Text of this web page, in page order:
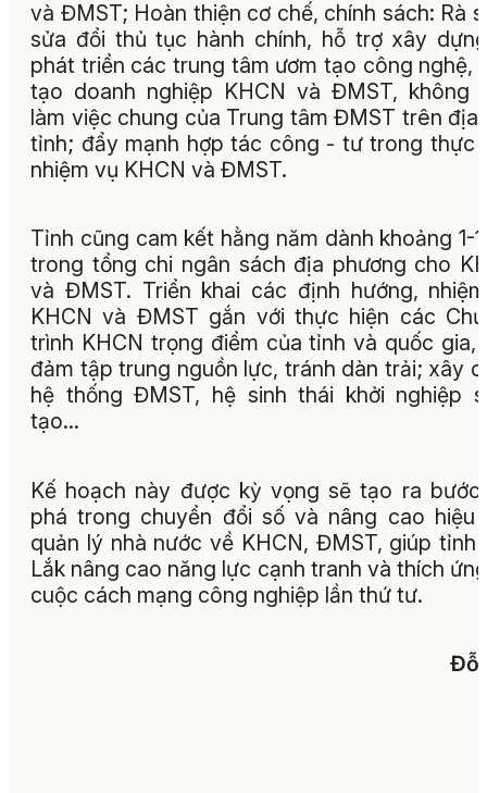
và ĐMST; Hoàn thiện cơ chế, chính sách: Rà
sửa đổi thủ tục hành chính, hỗ trợ xây
phát triển các trung tâm ươm tạo công nghệ,
tạo doanh nghiệp KHCN và ĐMST, không
làm việc chung của Trung tâm ĐMST trên địa
tỉnh; đẩy mạnh hợp tác công - tư trong thực
nhiệm vụ KHCN và ĐMST.
Tỉnh cũng cam kết hằng năm dành khoảng 1-
trong tổng chi ngân sách địa phương cho
và ĐMST. Triển khai các định hướng,
KHCN và ĐMST gắn với thực hiện các
trình KHCN trọng điểm của tỉnh và quốc gia,
đảm tập trung nguồn lực, tránh dàn trải; xây
hệ thống ĐMST, hệ sinh thái khởi nghiệp
tạo…
Kế hoạch này được kỳ vọng sẽ tạo ra
phá trong chuyển đổi số và nâng cao hiệu
quản lý nhà nước về KHCN, ĐMST, giúp tỉnh
Lắk nâng cao năng lực cạnh tranh và thích
cuộc cách mạng công nghiệp lần thứ tư.
Đỗ